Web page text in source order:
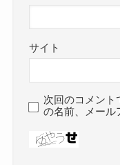
サイト
次回のコメント
の名前、メール